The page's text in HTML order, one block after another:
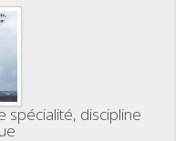
spécialité, discipline